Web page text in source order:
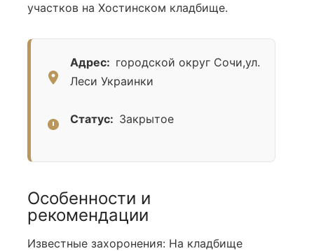
участков на Хостинском кладбище.
Адрес: городской округ Сочи,ул.
Леси Украинки
Статус: Закрытое
Особенности и
рекомендации
Известные захоронения: На кладбище